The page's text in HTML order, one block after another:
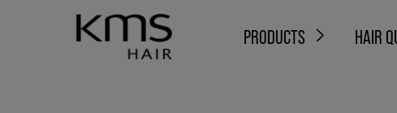
PRODUCTS HAIR